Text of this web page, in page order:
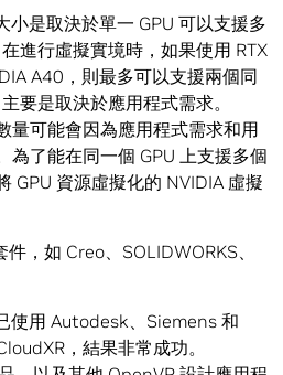
小是取決於單一 GPU 可以支援多
進行虛擬實境時，如果使用 RTX
A40，則最多可以支援兩個同
要是取決於應用程式需求。
量可能會因為應用程式需求和用
為了能在同一個 GPU 上支援多個
GPU 資源虛擬化的 NVIDIA 虛擬
，如 Creo、SOLIDWORKS、
使用 Autodesk、Siemens 和
，結果非常成功。